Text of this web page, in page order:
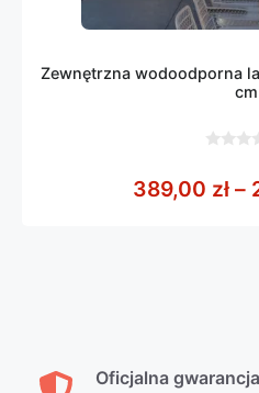
Zewnętrzna wodoodporna
cm
5
389,00 zł –
Oficjalna gwarancja